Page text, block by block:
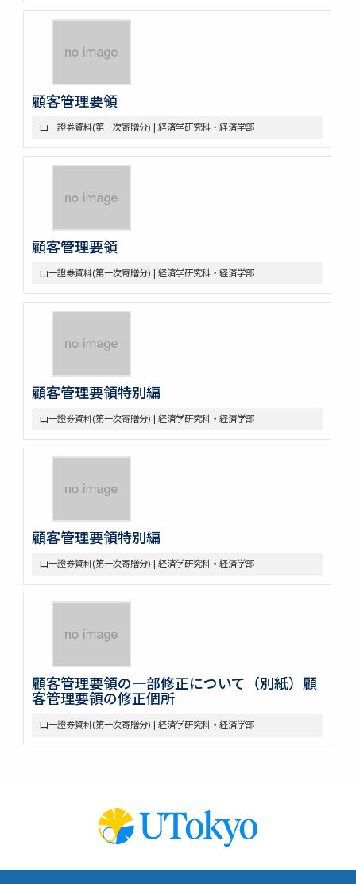
顧客管理要領
山一證券資料(第一次寄贈分) | 経済学研究科・経済学部
顧客管理要領
山一證券資料(第一次寄贈分) | 経済学研究科・経済学部
顧客管理要領特別編
山一證券資料(第一次寄贈分) | 経済学研究科・経済学部
顧客管理要領特別編
山一證券資料(第一次寄贈分) | 経済学研究科・経済学部
顧客管理要領の一部修正について（別紙）顧
客管理要領の修正個所
山一證券資料(第一次寄贈分) | 経済学研究科・経済学部